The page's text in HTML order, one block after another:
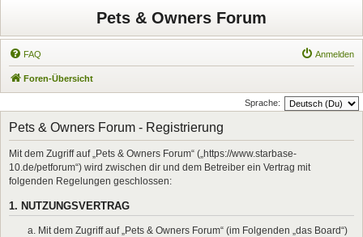
Pets & Owners Forum
FAQ Anmelden
Foren-Übersicht
Sprache:
Pets & Owners Forum - Registrierung
Mit dem Zugriff auf „Pets & Owners Forum“ („https://www.starbase-
10.de/petforum“) wird zwischen dir und dem Betreiber ein Vertrag mit
folgenden Regelungen geschlossen:
1. NUTZUNGSVERTRAG
Mit dem Zugriff auf „Pets & Owners Forum“ (im Folgenden „das Board“)